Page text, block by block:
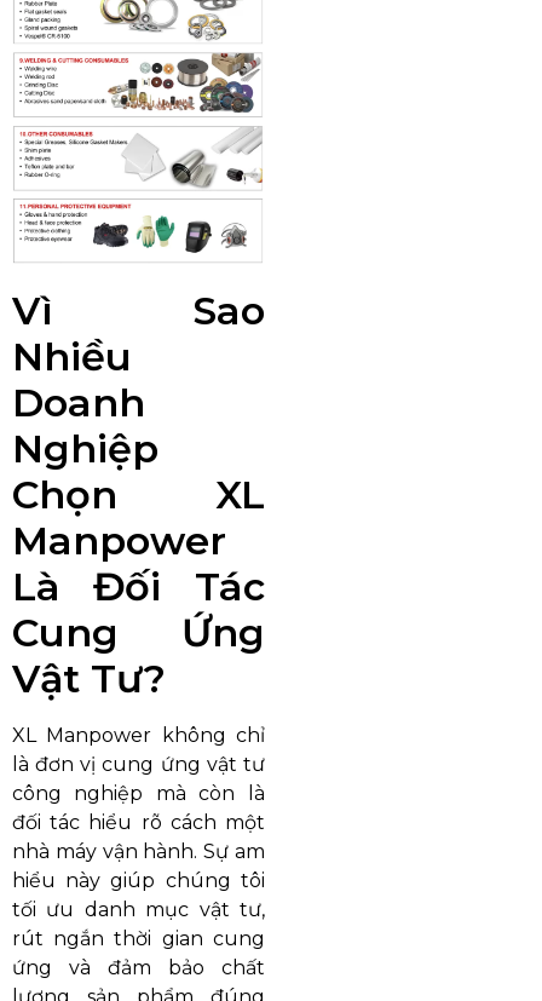
Vì Sao
Nhiều
Doanh
Nghiệp
Chọn XL
Manpower
Là Đối Tác
Cung Ứng
Vật Tư?
XL Manpower không chỉ
là đơn vị cung ứng vật tư
công nghiệp mà còn là
đối tác hiểu rõ cách một
nhà máy vận hành. Sự am
hiểu này giúp chúng tôi
tối ưu danh mục vật tư,
rút ngắn thời gian cung
ứng và đảm bảo chất